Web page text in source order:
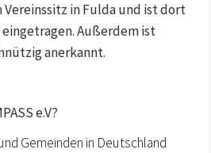
Vereinssitz in Fulda und ist dort
Außerdem ist
anerkannt.
e.V?
Gemeinden in Deutschland